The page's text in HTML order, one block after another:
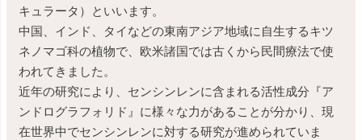
キュラータ）といいます。
中国、インド、タイなどの東南アジア地域に自生するキツ
ネノマゴ科の植物で、欧米諸国では古くから民間療法で使
われてきました。
近年の研究により、センシンレンに含まれる活性成分『ア
ンドログラフォリド』に様々な力があることが分かり、現
在世界中でセンシンレンに対する研究が進められていま